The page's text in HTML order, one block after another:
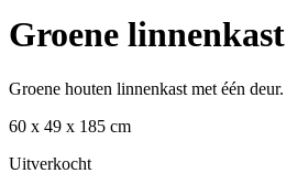
Groene linnenkast
Groene houten linnenkast met één deur.
60 x 49 x 185 cm
Uitverkocht